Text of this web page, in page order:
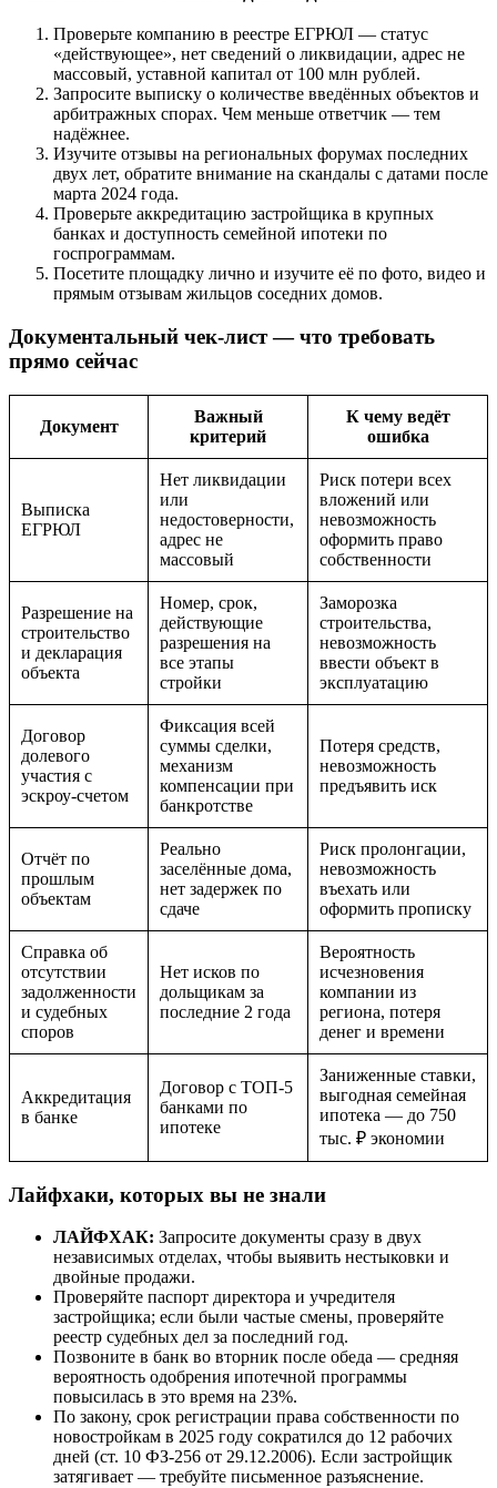
Проверьте компанию в реестре ЕГРЮЛ — статус
«действующее», нет сведений о ликвидации, адрес не
массовый, уставной капитал от 100 млн рублей.
Запросите выписку о количестве введённых объектов и
арбитражных спорах. Чем меньше ответчик — тем
надёжнее.
Изучите отзывы на региональных форумах последних
двух лет, обратите внимание на скандалы с датами после
марта 2024 года.
Проверьте аккредитацию застройщика в крупных
банках и доступность семейной ипотеки по
госпрограммам.
Посетите площадку лично и изучите её по фото, видео и
прямым отзывам жильцов соседних домов.
Документальный чек-лист — что требовать
прямо сейчас
Документ
Важный
критерий
К чему ведёт
ошибка
Выписка
ЕГРЮЛ
Нет ликвидации
или
недостоверности,
адрес не
массовый
Риск потери всех
вложений или
невозможность
оформить право
собственности
Разрешение на
строительство
и декларация
объекта
Номер, срок,
действующие
разрешения на
все этапы
стройки
Заморозка
строительства,
невозможность
ввести объект в
эксплуатацию
Договор
долевого
участия с
эскроу-счетом
Фиксация всей
суммы сделки,
механизм
компенсации при
банкротстве
Потеря средств,
невозможность
предъявить иск
Отчёт по
прошлым
объектам
Реально
заселённые дома,
нет задержек по
сдаче
Риск пролонгации,
невозможность
въехать или
оформить прописку
Справка об
отсутствии
задолженности
и судебных
споров
Нет исков по
дольщикам за
последние 2 года
Вероятность
исчезновения
компании из
региона, потеря
денег и времени
Аккредитация
в банке
Договор с ТОП-5
банками по
ипотеке
Заниженные ставки,
выгодная семейная
ипотека — до 750
тыс. ₽ экономии
Лайфхаки, которых вы не знали
ЛАЙФХАК: Запросите документы сразу в двух
независимых отделах, чтобы выявить нестыковки и
двойные продажи.
Проверяйте паспорт директора и учредителя
застройщика; если были частые смены, проверяйте
реестр судебных дел за последний год.
Позвоните в банк во вторник после обеда — средняя
вероятность одобрения ипотечной программы
повысилась в это время на 23%.
По закону, срок регистрации права собственности по
новостройкам в 2025 году сократился до 12 рабочих
дней (ст. 10 ФЗ-256 от 29.12.2006). Если застройщик
затягивает — требуйте письменное разъяснение.